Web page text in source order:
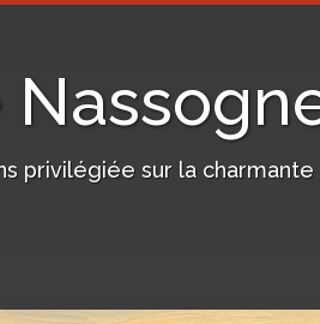
privilégiée sur la